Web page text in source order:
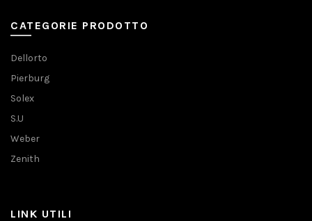
CATEGORIE PRODOTTO
Dellorto
Pierburg
Solex
S.U
Weber
Zenith
LINK UTILI